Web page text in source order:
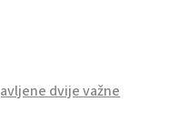
dvije važne